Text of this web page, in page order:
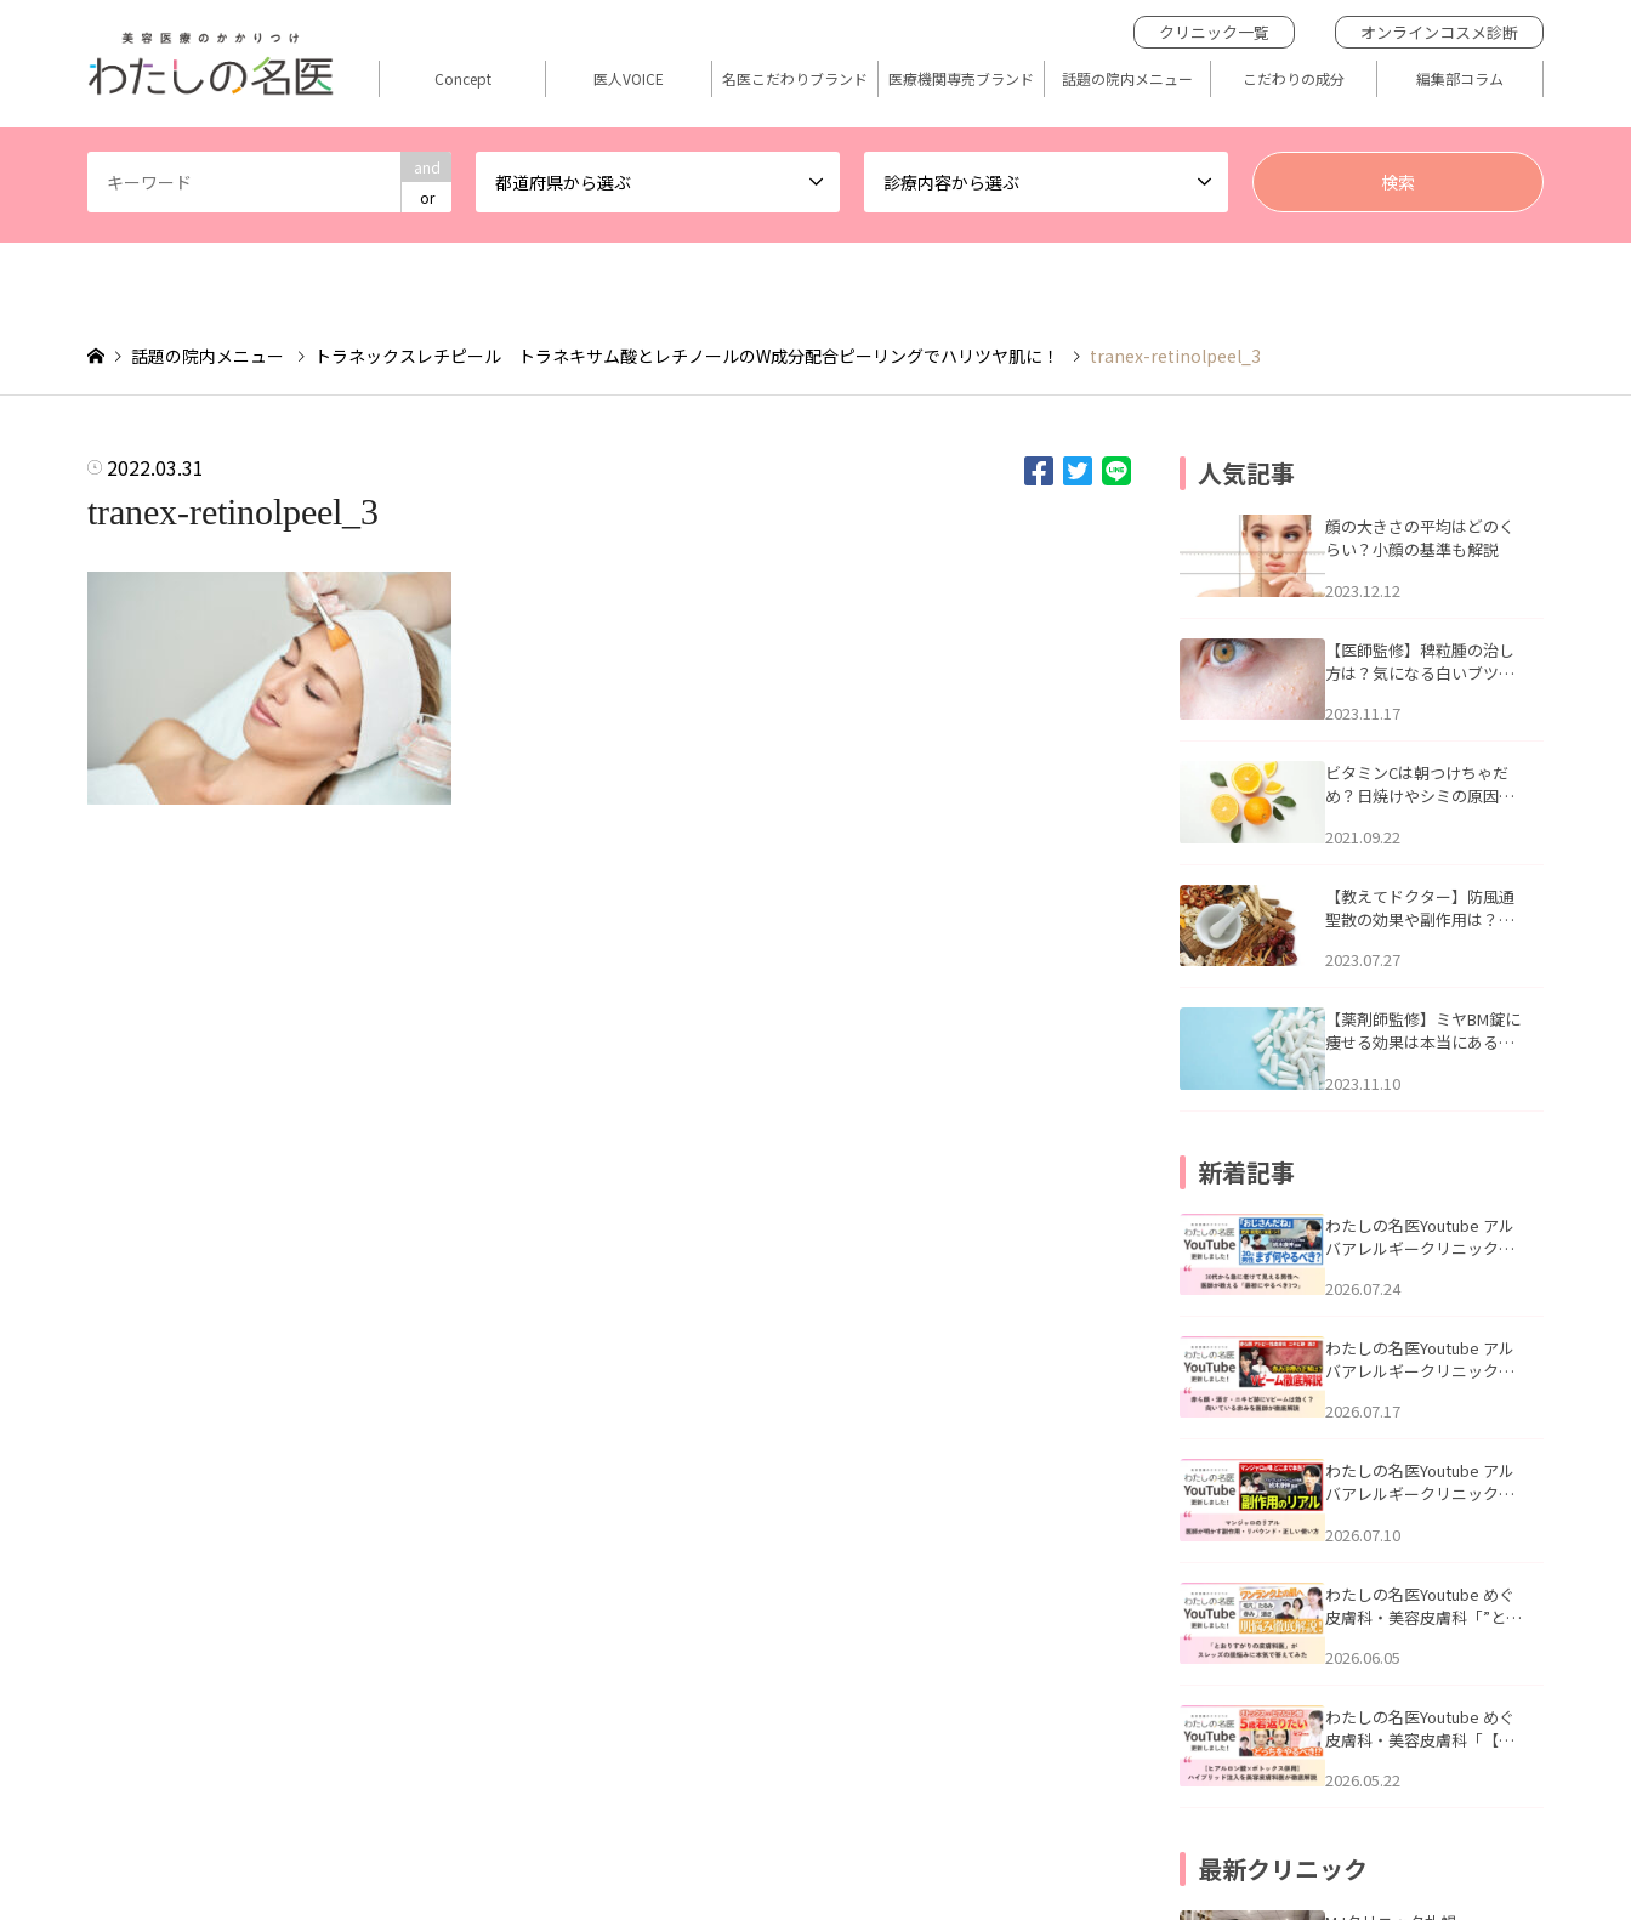
and
or
都道府県から選ぶ 診療内容から選ぶ
クリニック一覧 オンラインコスメ診断
Concept 医人VOICE 名医こだわりブランド 医療機関専売ブランド 話題の院内メニュー こだわりの成分 編集部コラム
話題の院内メニュー トラネックスレチピール トラネキサム酸とレチノールのW成分配合ピーリングでハリツヤ肌に！ tranex-retinolpeel_3
2022.03.31
tranex-retinolpeel_3
人気記事
顔の大きさの平均はどのく
らい？小顔の基準も解説
2023.12.12
【医師監修】稗粒腫の治し
方は？気になる白いブツブ
アについて
2023.11.17
ビタミンCは朝つけちゃだ
め？日焼けやシミの原因に
2021.09.22
【教えてドクター】防風通
聖散の効果や副作用は？長
2023.07.27
【薬剤師監修】ミヤBM錠に
痩せる効果は本当にある
2023.11.10
新着記事
わたしの名医Youtube アル
バアレルギークリニック札
える男性へ｜医師が教える
公開いたしました。
2026.07.24
わたしの名医Youtube アル
バアレルギークリニック札
跡にVビームは効く？向いて
説」を公開いたしました。
2026.07.17
わたしの名医Youtube アル
バアレルギークリニック札
医師が明かす副作用・リバ
公開いたしました。
2026.07.10
わたしの名医Youtube めぐ
皮膚科・美容皮膚科「”とお
ッズの肌悩みに本気で答え
た。
2026.06.05
わたしの名医Youtube めぐ
皮膚科・美容皮膚科「【ヒ
用】ハイブリッド注入を美
2026.05.22
最新クリニック